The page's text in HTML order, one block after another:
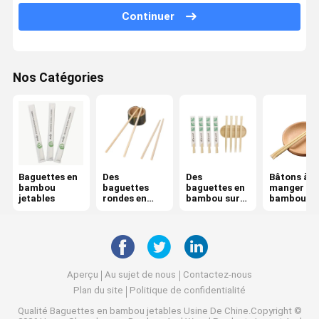
Bâtons à manger emballés individuellement
brochettes en bambou
Des bâtons de bambou pour le barbecue
Couverts en bambou jetables
gamelle jetable
Des cure-dents en bambou
Brosse à dents en bambou à poils souples
Peigne à cheveux en bambou
Continuer
Nos Catégories
Baguettes en
bambou
jetables
Des
baguettes
rondes en
Des
baguettes en
bambou sur
Bâtons à
manger en
bambou
Aperçu Au sujet de nous
Contactez-nous
Plan du site
Politique de confidentialité
Qualité Baguettes en bambou jetables Usine De Chine.Copyright ©